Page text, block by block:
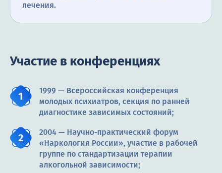
лечения.
Участие в конференциях
1999 — Всероссийская конференция
молодых психиатров, секция по ранней
диагностике зависимых состояний;
2004 — Научно-практический форум
«Наркология России», участие в рабочей
группе по стандартизации терапии
алкогольной зависимости;